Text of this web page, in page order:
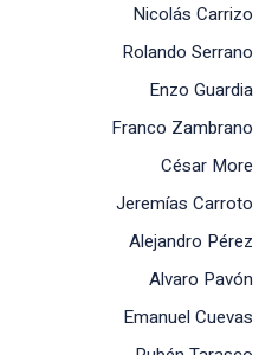
Nicolás Carrizo
Rolando Serrano
Enzo Guardia
Franco Zambrano
César More
Jeremías Carroto
Alejandro Pérez
Alvaro Pavón
Emanuel Cuevas